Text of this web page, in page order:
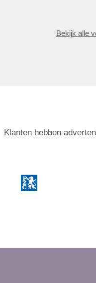
Bekijk alle
Klanten hebben